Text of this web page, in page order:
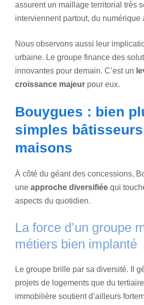
assurent un maillage territorial très
interviennent partout, du numérique
Nous observons aussi leur
urbaine. Le groupe finance des
innovantes pour demain. C’est un
croissance majeur pour eux.
Bouygues : bien
simples
maisons
À côté du géant des concessions,
une approche diversifiée qui
aspects du quotidien.
La force d’un groupe
métiers bien implanté
Le groupe brille par sa diversité. Il
projets de logements que du
immobilière soutient d’ailleurs